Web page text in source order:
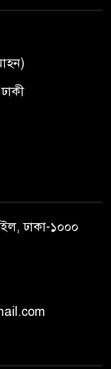
ঢাকা-১০০০